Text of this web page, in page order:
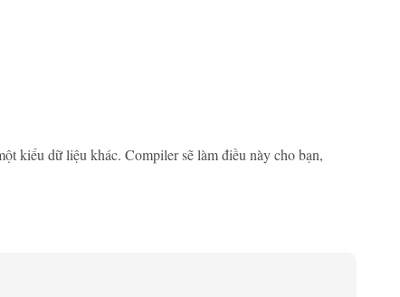
kiểu dữ liệu khác. Compiler sẽ làm điều này cho bạn,